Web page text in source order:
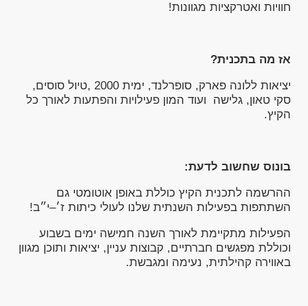
חוויות ואטרקציות מגוונות!
אז מה בתכנית?
יציאות ללונה פארק, סופרלנד, ימית 2000 ,טיול סוסים,
סקי טאון, גלישה ועוד המון פעילויות והפתעות לאורך כל
הקיץ.
בונוס שחשוב לדעת:
ההרשמה לתכנית הקיץ כוללת באופן אוטומטי גם
השתתפות בפעילות השנתית שלנו לעולי כיתות ז׳–י״ב!
הפעילות מתקיימת לאורך השנה חמישה ימים בשבוע
וכוללת מפגשים חברתיים, קבוצות עניין, יציאות ותוכן מגוון
באווירה קהילתית, נעימה ומגבשת.